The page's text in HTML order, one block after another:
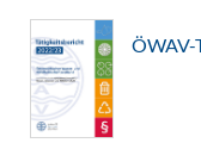
ÖWAV-